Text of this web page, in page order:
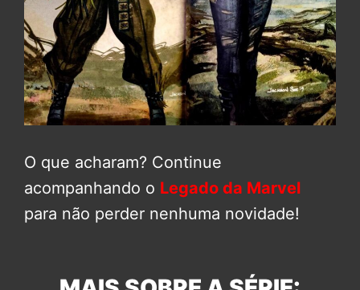
O que acharam? Continue
acompanhando o Legado da Marvel
para não perder nenhuma novidade!